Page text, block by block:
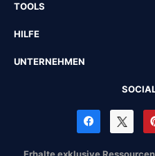
TOOLS
HILFE
UNTERNEHMEN